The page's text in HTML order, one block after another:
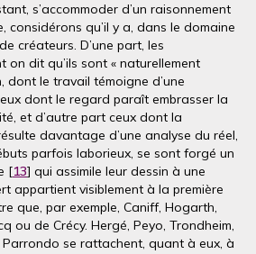
s’accommoder d’un raisonnement
considérons qu’il y a, dans le domaine
créateurs. D’une part, les
on dit qu’ils sont « naturellement
dont le travail témoigne d’une
dont le regard paraît embrasser la
et d’autre part ceux dont la
davantage d’une analyse du réel,
parfois laborieux, se sont forgé un
[13] qui assimile leur dessin à une
appartient visiblement à la première
que, par exemple, Caniff, Hogarth,
ou de Crécy. Hergé, Peyo, Trondheim,
se rattachent, quant à eux, à